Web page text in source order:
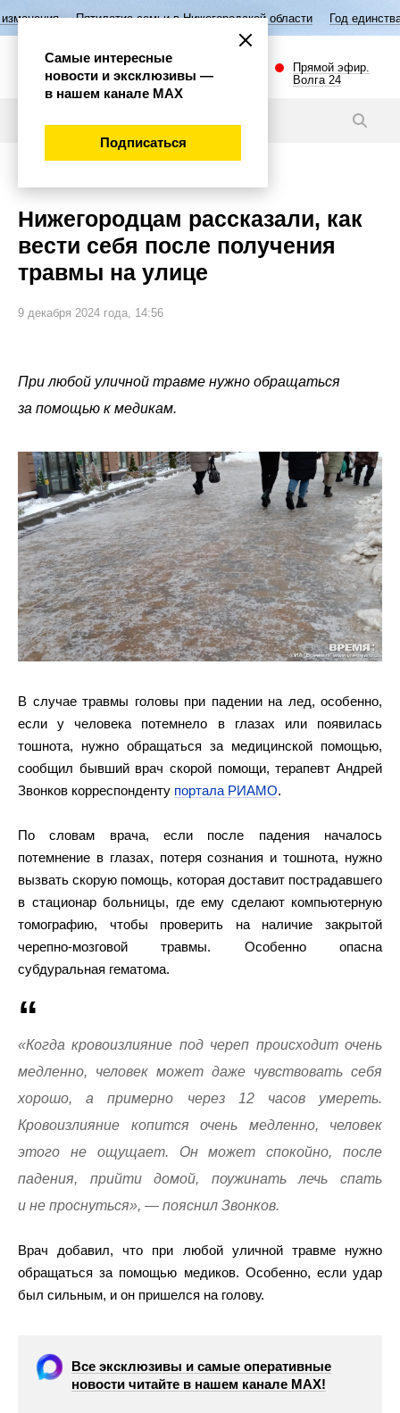
семьи в Нижегородской области Год единства народов
Прямой эфир.
Волга 24
Нижегородцам рассказали, как
вести себя после получения
травмы на улице
9 декабря 2024 года, 14:56
При любой уличной травме нужно обращаться
за помощью к медикам.
В случае травмы головы при падении на лед, особенно,
если у человека потемнело в глазах или появилась
тошнота, нужно обращаться за медицинской помощью,
сообщил бывший врач скорой помощи, терапевт Андрей
Звонков корреспонденту портала РИАМО.
По словам врача, если после падения началось
потемнение в глазах, потеря сознания и тошнота, нужно
вызвать скорую помощь, которая доставит пострадавшего
в стационар больницы, где ему сделают компьютерную
томографию, чтобы проверить на наличие закрытой
черепно-мозговой травмы. Особенно опасна
субдуральная гематома.
«Когда кровоизлияние под череп происходит очень
медленно, человек может даже чувствовать себя
хорошо, а примерно через 12 часов умереть.
Кровоизлияние копится очень медленно, человек
этого не ощущает. Он может спокойно, после
падения, прийти домой, поужинать лечь спать
и не проснуться», — пояснил Звонков.
Врач добавил, что при любой уличной травме нужно
обращаться за помощью медиков. Особенно, если удар
был сильным, и он пришелся на голову.
Все эксклюзивы и самые оперативные
новости читайте в нашем канале МАХ!
Самые интересные
новости и эксклюзивы —
в нашем канале МАХ
Подписаться